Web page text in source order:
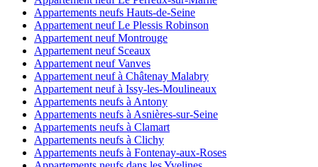
Appartements neufs Hauts-de-Seine
Appartement neuf Le Plessis Robinson
Appartement neuf Montrouge
Appartement neuf Sceaux
Appartement neuf Vanves
Appartement neuf à Châtenay Malabry
Appartement neuf à Issy-les-Moulineaux
Appartements neufs à Antony
Appartements neufs à Asnières-sur-Seine
Appartements neufs à Clamart
Appartements neufs à Clichy
Appartements neufs à Fontenay-aux-Roses